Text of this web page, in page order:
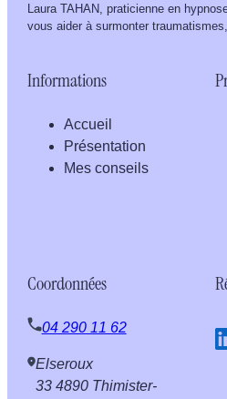
Laura TAHAN, praticienne en
vous aider à surmonter
Informations
Accueil
Présentation
Mes conseils
Coordonnées
04 290 11 62
Elseroux
33 4890 Thimister-